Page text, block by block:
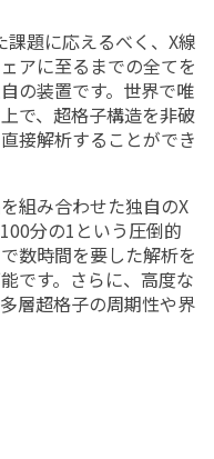
課題に応えるべく、X線
アに至るまでの全てを
の装置です。世界で唯
で、超格子構造を非破
接解析することができ
組み合わせた独自のX
分の1という圧倒的
数時間を要した解析を
です。さらに、高度な
層超格子の周期性や界